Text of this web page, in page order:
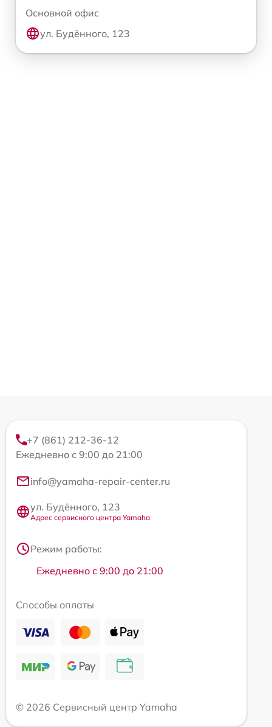
Основной офис
ул. Будённого, 123
+7 (861) 212-36-12
Ежедневно с 9:00 до 21:00
info@yamaha-repair-center.ru
ул. Будённого, 123
Адрес сервисного центра Yamaha
Режим работы:
Ежедневно с 9:00 до 21:00
Способы оплаты
© 2026 Сервисный центр Yamaha